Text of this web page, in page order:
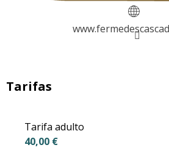
Tarifas
Tarifa adulto
40,00 €